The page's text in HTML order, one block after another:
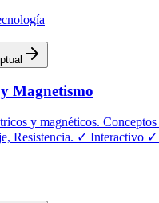
Magnetismo
y magnéticos.
Resistencia. ✓ Interactivo